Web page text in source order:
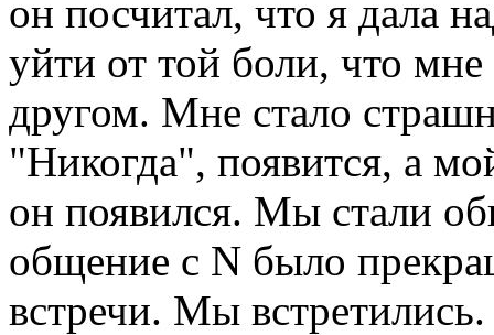
он посчитал, что я дала
уйти от той боли, что
другом. Мне стало
"Никогда", появится, а
он появился. Мы стали
общение с N было
встречи. Мы встретились.